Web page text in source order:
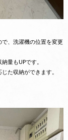
、洗濯機の位置を変更
量もUPです。
た収納ができます。